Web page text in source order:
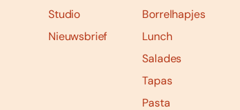
Studio
Nieuwsbrief
Borrelhapjes
Lunch
Salades
Tapas
Pasta